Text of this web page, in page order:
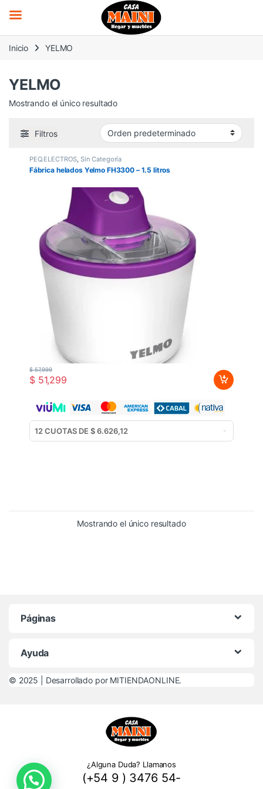
Inicio YELMO
YELMO
Mostrando el único resultado
Filtros
PEQ.ELECTROS, Sin Categoría
Fábrica helados Yelmo FH3300 – 1.5 litros
$51,299
$57,999
Mostrando el único resultado
Páginas
Ayuda
© 2025 | Desarrollado por MITIENDAONLINE.
¿Alguna Duda? Llamanos
(+54 9 ) 3476 54-